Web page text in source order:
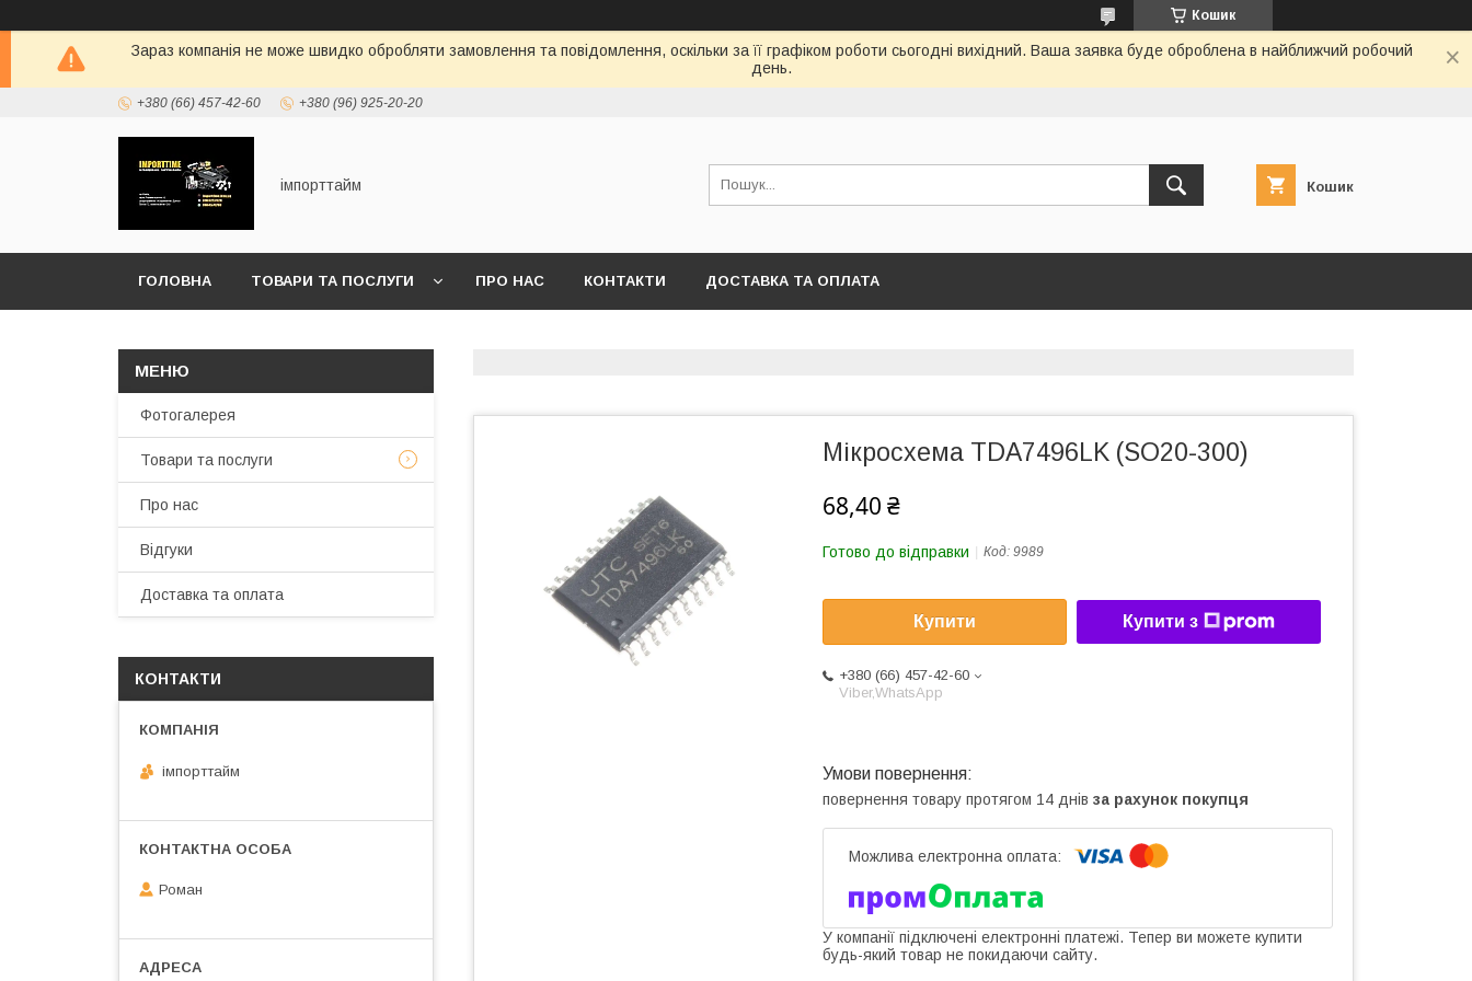
Кошик
Зараз компанія не може швидко обробляти замовлення та повідомлення, оскільки за її графіком роботи сьогодні вихідний. Ваша заявка буде оброблена в найближчий робочий
день.
+380 (66) 457-42-60 +380 (96) 925-20-20
імпорттайм Кошик
ГОЛОВНА ТОВАРИ ТА ПОСЛУГИ ПРО НАС КОНТАКТИ ДОСТАВКА ТА ОПЛАТА
Мікросхема TDA7496LK (SO20-300)
68,40 ₴
Готово до відправки Код: 9989
Купити Купити з
+380 (66) 457-42-60
Viber,WhatsApp
повернення товару протягом 14 днів за рахунок покупця
У компанії підключені електронні платежі. Тепер ви можете купити
будь-який товар не покидаючи сайту.
Фотогалерея
Товари та послуги
Про нас
Відгуки
Доставка та оплата
КОНТАКТИ
імпорттайм
Роман